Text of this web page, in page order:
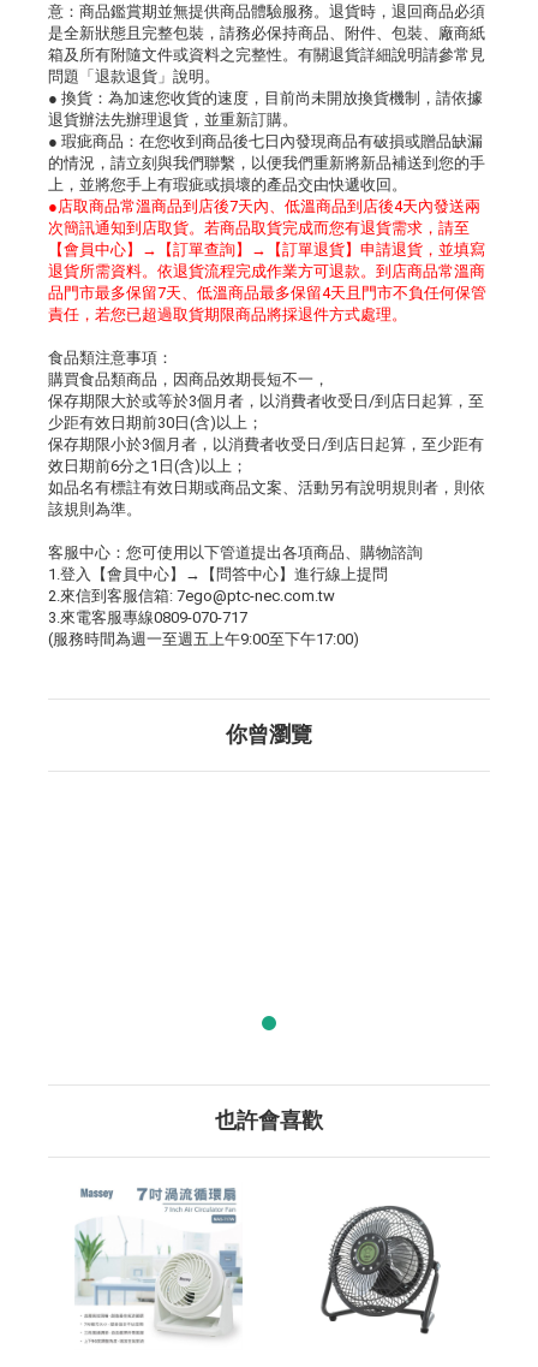
意：商品鑑賞期並無提供商品體驗服務。退貨時，退回商品必須
是全新狀態且完整包裝，請務必保持商品、附件、包裝、廠商紙
箱及所有附隨文件或資料之完整性。有關退貨詳細說明請參常見
問題「退款退貨」說明。
● 換貨：為加速您收貨的速度，目前尚未開放換貨機制，請依據
退貨辦法先辦理退貨，並重新訂購。
● 瑕疵商品：在您收到商品後七日內發現商品有破損或贈品缺漏
的情況，請立刻與我們聯繫，以便我們重新將新品補送到您的手
上，並將您手上有瑕疵或損壞的產品交由快遞收回。
●店取商品常溫商品到店後7天內、低溫商品到店後4天內發送兩
次簡訊通知到店取貨。若商品取貨完成而您有退貨需求，請至
【會員中心】→【訂單查詢】→【訂單退貨】申請退貨，並填寫
退貨所需資料。依退貨流程完成作業方可退款。到店商品常溫商
品門市最多保留7天、低溫商品最多保留4天且門市不負任何保管
責任，若您已超過取貨期限商品將採退件方式處理。
食品類注意事項：
購買食品類商品，因商品效期長短不一，
保存期限大於或等於3個月者，以消費者收受日/到店日起算，至
少距有效日期前30日(含)以上；
保存期限小於3個月者，以消費者收受日/到店日起算，至少距有
效日期前6分之1日(含)以上；
如品名有標註有效日期或商品文案、活動另有說明規則者，則依
該規則為準。
客服中心：您可使用以下管道提出各項商品、購物諮詢
1.登入【會員中心】→【問答中心】進行線上提問
2.來信到客服信箱: 7ego@ptc-nec.com.tw
3.來電客服專線0809-070-717
(服務時間為週一至週五上午9:00至下午17:00)
你曾瀏覽
也許會喜歡